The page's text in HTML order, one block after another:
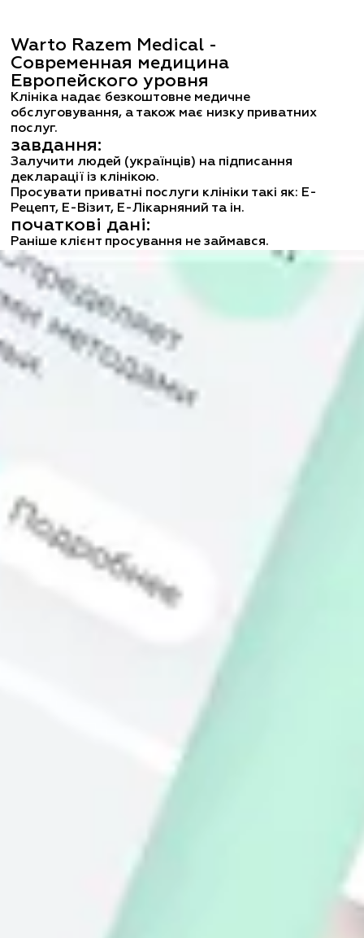
Warto Razem Medical -
Современная медицина
Европейского уровня
Клініка надає безкоштовне медичне
обслуговування, а також має низку приватних
послуг.
завдання:
Залучити людей (українців) на підписання
декларації із клінікою.
Просувати приватні послуги клініки такі як: E-
Рецепт, E-Візит, Е-Лікарняний та ін.
початкові дані:
Раніше клієнт просування не займався.